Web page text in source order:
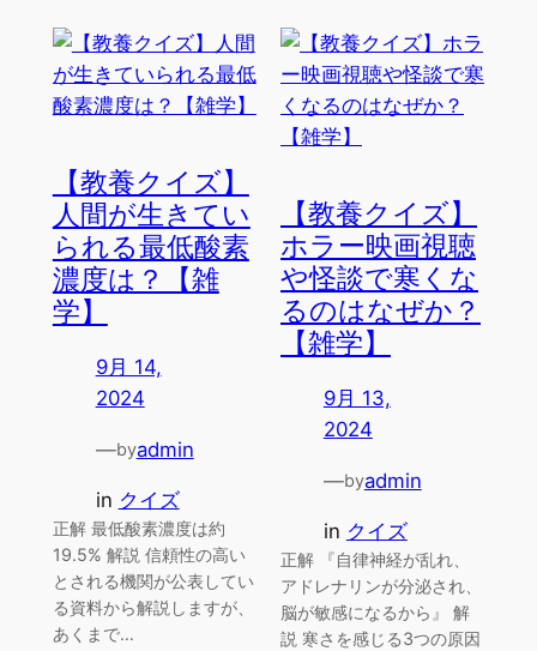
【教養クイズ】
人間が生きてい
られる最低酸素
濃度は？【雑
学】
9月 14,
2024
—byadmin
in クイズ
正解 最低酸素濃度は約
19.5% 解説 信頼性の高い
とされる機関が公表してい
る資料から解説しますが、
あくまで…
【教養クイズ】
ホラー映画視聴
や怪談で寒くな
るのはなぜか？
【雑学】
9月 13,
2024
—byadmin
in クイズ
正解 『自律神経が乱れ、
アドレナリンが分泌され、
脳が敏感になるから』 解
説 寒さを感じる3つの原因